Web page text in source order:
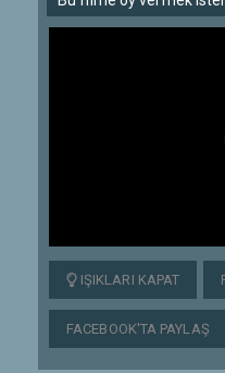
IŞIKLARI KAPAT
FACEBOOK'TA PAYLAŞ